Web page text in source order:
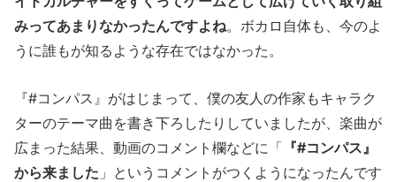
みってあまりなかったんですよね。ボカロ自体も、今のよ
うに誰もが知るような存在ではなかった。
『#コンパス』がはじまって、僕の友人の作家もキャラク
ターのテーマ曲を書き下ろしたりしていましたが、楽曲が
広まった結果、動画のコメント欄などに「 『#コンパス』
から来ました 」というコメントがつくようになったんです